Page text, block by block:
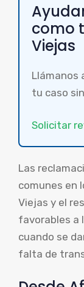
como
Viejas
Llámanos
tu caso
Solicitar
Las
comunes en
Viejas y el
favorables a
cuando se
falta de